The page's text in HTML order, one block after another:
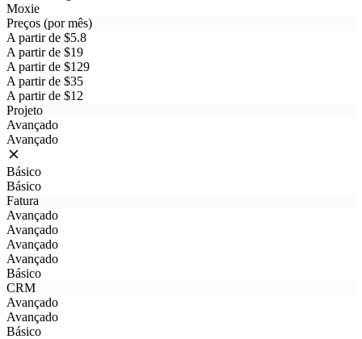
Moxie
Preços (por mês)
A partir de $5.8
A partir de $19
A partir de $129
A partir de $35
A partir de $12
Projeto
Avançado
Avançado
Básico
Básico
Fatura
Avançado
Avançado
Avançado
Avançado
Básico
CRM
Avançado
Avançado
Básico